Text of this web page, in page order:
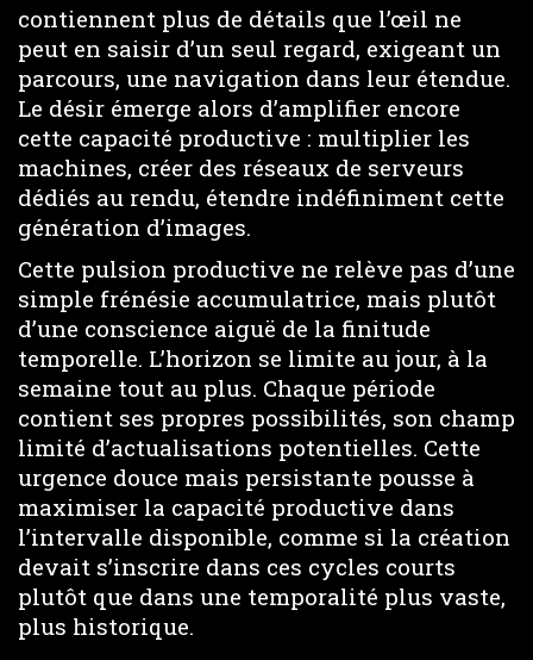
contiennent plus de détails que l’œil ne
peut en saisir d’un seul regard, exigeant un
parcours, une navigation dans leur étendue.
Le désir émerge alors d’amplifier encore
cette capacité productive : multiplier les
machines, créer des réseaux de serveurs
dédiés au rendu, étendre indéfiniment cette
génération d’images.
Cette pulsion productive ne relève pas d’une
simple frénésie accumulatrice, mais plutôt
d’une conscience aiguë de la finitude
temporelle. L’horizon se limite au jour, à la
semaine tout au plus. Chaque période
contient ses propres possibilités, son champ
limité d’actualisations potentielles. Cette
urgence douce mais persistante pousse à
maximiser la capacité productive dans
l’intervalle disponible, comme si la création
devait s’inscrire dans ces cycles courts
plutôt que dans une temporalité plus vaste,
plus historique.